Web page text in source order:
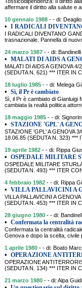
affermare il diritto alla salute e
10 gennaio 1988 - - di:
• I RADICALI
I RADICALI DIVENTANO
trasnazionale. Pannella di
24 marzo 1987 - - di: Bandinelli
• MALATI DI AIDS A
MALATI DI AIDS A GENOVA
(SEDUTA N. 621) *** ITER IN
18 luglio 1985 - - di: Melega
• Sì, il Pr è cambiato
Sì, il Pr è cambiato di Gianluigi
cambiata la realtà politica
18 maggio 1985 - - di:
• STAZIONE 'GPL' A
STAZIONE 'GPL' A GENOVA
18.06.85 (SEDUTA N. 323) ***
19 aprile 1982 - - di: Rippa
• OSPEDALE MILITARE
OSPEDALE MILITARE
(SEDUTA N. 493) *** ITER
4 febbraio 1982 - - di: Rippa
• VILLA PALLAVICINI A
VILLA PALLAVICINI A
(SEDUTA N. 453) *** ITER IN
28 giugno 1980 - - di:
• Confermata la centralità
Confermata la centralità
Genova e dopo la scelta, civile
1 aprile 1980 - - di: Boato
• OPERAZIONE
OPERAZIONE
(SEDUTA N. 134) *** ITER IN
21 marzo 1980 - - di: Alpa